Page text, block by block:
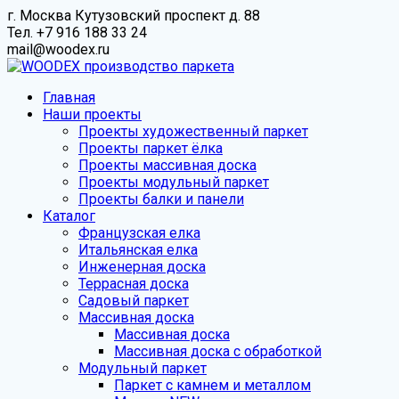
Skip
to
content
г. Москва Кутузовский проспект д. 88
Тел. +7 916 188 33 24
mail@woodex.ru
Главная
Наши проекты
Проекты художественный паркет
Проекты паркет ёлка
Проекты массивная доска
Проекты модульный паркет
Проекты балки и панели
Каталог
Французская елка
Итальянская елка
Инженерная доска
Террасная доска
Садовый паркет
Массивная доска
Массивная доска
Массивная доска с обработкой
Модульный паркет
Паркет с камнем и металлом